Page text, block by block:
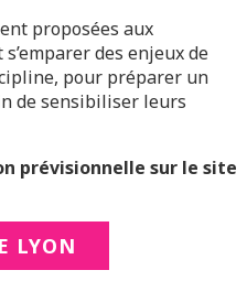
proposées aux
des enjeux de
pour préparer un
de sensibiliser leurs
prévisionnelle sur le site
LYON